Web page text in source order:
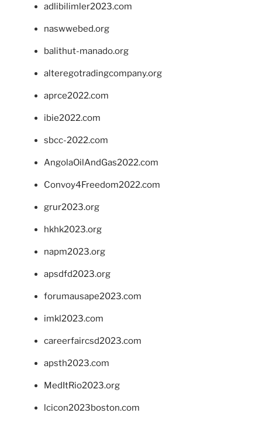
adlibilimler2023.com
naswwebed.org
balithut-manado.org
alteregotradingcompany.org
aprce2022.com
ibie2022.com
sbcc-2022.com
AngolaOilAndGas2022.com
Convoy4Freedom2022.com
grur2023.org
hkhk2023.org
napm2023.org
apsdfd2023.org
forumausape2023.com
imkl2023.com
careerfaircsd2023.com
apsth2023.com
MedItRio2023.org
lcicon2023boston.com